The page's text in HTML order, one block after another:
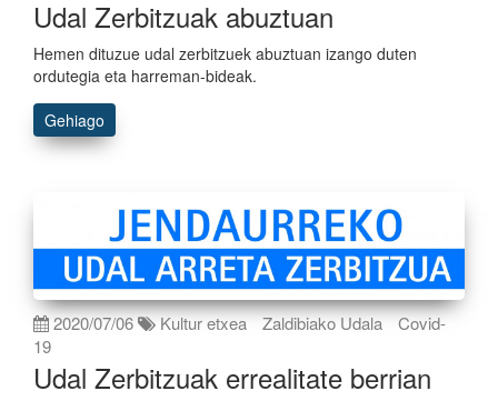
Udal Zerbitzuak abuztuan
Hemen dituzue udal zerbitzuek abuztuan izango duten
ordutegia eta harreman-bideak.
Gehiago
2020/07/06 Kultur etxea Zaldibiako Udala
Covid-
19
Udal Zerbitzuak errealitate berrian